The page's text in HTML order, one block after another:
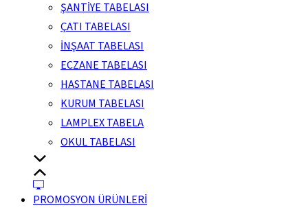
ŞANTİYE TABELASI
ÇATI TABELASI
İNŞAAT TABELASI
ECZANE TABELASI
HASTANE TABELASI
KURUM TABELASI
LAMPLEX TABELA
OKUL TABELASI
PROMOSYON ÜRÜNLERİ